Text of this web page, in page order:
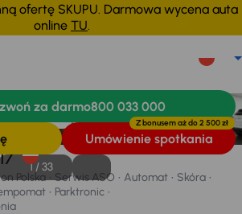
ofertę SKUPU. Darmowa wycena auta
online TU.
zł
1 /33
Polska Serwis ASO Automat
Skóra
Parktronic
Zalety samochoduFinansowanie
za darmo800 033 000
Umówienie spotkania
Z bonusem aż do2 500 zł